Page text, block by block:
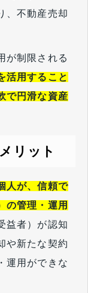
、不動産売却
が制限される
活用すること
で円滑な資産
リット
人が、信頼で
の管理・運用
益者）が認知
や新たな契約
運用ができな